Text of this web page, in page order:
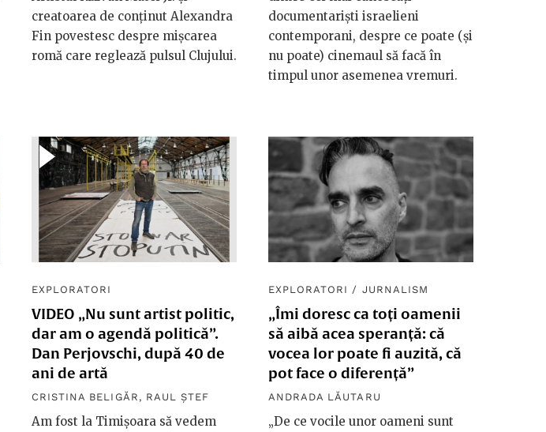
creatoarea de conținut Alexandra
Fin povestesc despre mișcarea
romă care reglează pulsul Clujului.
documentariști israelieni
contemporani, despre ce poate (și
nu poate) cinemaul să facă în
timpul unor asemenea vremuri.
EXPLORATORI
VIDEO „Nu sunt artist politic,
dar am o agendă politică”.
Dan Perjovschi, după 40 de
ani de artă
CRISTINA BELIGĂR , RAUL ȘTEF
Am fost la Timișoara să vedem
EXPLORATORI / JURNALISM
„Îmi doresc ca toți oamenii
să aibă acea speranță: că
vocea lor poate fi auzită, că
pot face o diferență”
ANDRADA LĂUTARU
„De ce vocile unor oameni sunt